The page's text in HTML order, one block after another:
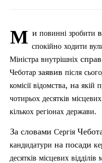
М и повинні зробити
спокійно ходити
Міністра внутрішніх
Чеботар заявив після
комісії відомства, на якій
чотирьох десятків місцевих
кількох регіонах держави.
За словами Сергія
кандидатури на посади
десятків місцевих відділів